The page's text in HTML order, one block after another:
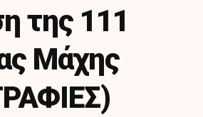
της 111
Μάχης